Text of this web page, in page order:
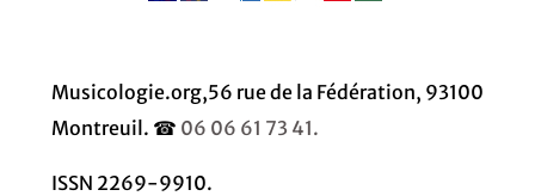
Musicologie.org,56 rue de la Fédération, 93100
Montreuil. ☎ 06 06 61 73 41.
ISSN 2269-9910.